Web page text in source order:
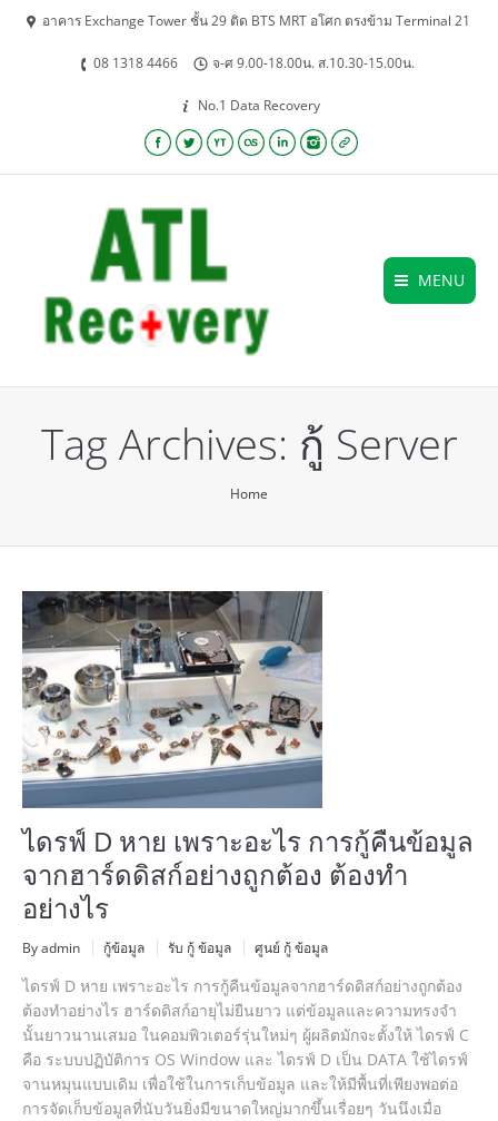
อาคาร Exchange Tower ชั้น 29 ติด BTS MRT อโศก ตรงข้าม Terminal 21
08 1318 4466 จ-ศ 9.00-18.00น. ส.10.30-15.00น.
No.1 Data Recovery
Facebook
TwitterYouTubeLastfmLinkedinInstagram
Website
MENU
Tag Archives: กู้ Server
Home
ไดรฟ์ D หาย เพราะอะไร การกู้คืนข้อมูล
จากฮาร์ดดิสก์อย่างถูกต้อง ต้องทำ
อย่างไร
By admin กู้ข้อมูล รับ กู้ ข้อมูล ศูนย์ กู้ ข้อมูล
ไดรฟ์ D หาย เพราะอะไร การกู้คืนข้อมูลจากฮาร์ดดิสก์อย่างถูกต้อง
ต้องทำอย่างไร ฮาร์ดดิสก์อายุไม่ยืนยาว แต่ข้อมูลและความทรงจำ
นั้นยาวนานเสมอ ในคอมพิวเตอร์รุ่นใหม่ๆ ผู้ผลิตมักจะตั้งให้ ไดรฟ์ C
คือ ระบบปฏิบัติการ OS Window และ ไดรฟ์ D เป็น DATA ใช้ไดรฟ์
จานหมุนแบบเดิม เพื่อใช้ในการเก็บข้อมูล และให้มีพื้นที่เพียงพอต่อ
การจัดเก็บข้อมูลที่นับวันยิ่งมีขนาดใหญ่มากขึ้นเรื่อยๆ วันนึงเมื่อ